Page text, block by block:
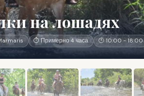
на лошадях
⏱ Примерно 4 часа 🕐 10:00 - 18:00